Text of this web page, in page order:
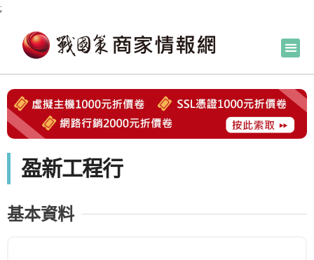
;
盈新工程行
基本資料